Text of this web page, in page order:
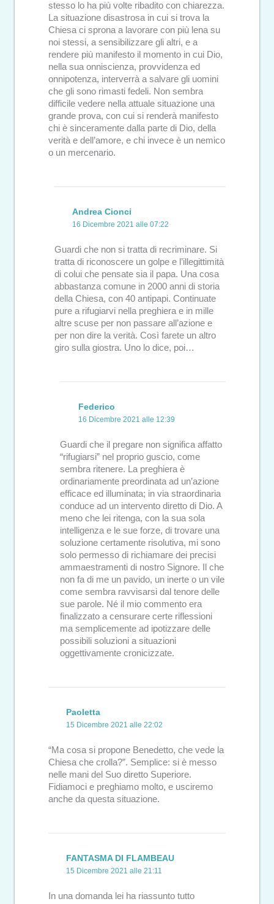
stesso lo ha più volte ribadito con chiarezza.
La situazione disastrosa in cui si trova la
Chiesa ci sprona a lavorare con più lena su
noi stessi, a sensibilizzare gli altri, e a
rendere più manifesto il momento in cui Dio,
nella sua onniscienza, provvidenza ed
onnipotenza, interverrà a salvare gli uomini
che gli sono rimasti fedeli. Non sembra
difficile vedere nella attuale situazione una
grande prova, con cui si renderà manifesto
chi è sinceramente dalla parte di Dio, della
verità e dell’amore, e chi invece è un nemico
o un mercenario.
Andrea Cionci
16 Dicembre 2021 alle 07:22
Guardi che non si tratta di recriminare. Si
tratta di riconoscere un golpe e l’illegittimità
di colui che pensate sia il papa. Una cosa
abbastanza comune in 2000 anni di storia
della Chiesa, con 40 antipapi. Continuate
pure a rifugiarvi nella preghiera e in mille
altre scuse per non passare all’azione e
per non dire la verità. Così farete un altro
giro sulla giostra. Uno lo dice, poi…
Federico
16 Dicembre 2021 alle 12:39
Guardi che il pregare non significa affatto
“rifugiarsi” nel proprio guscio, come
sembra ritenere. La preghiera è
ordinariamente preordinata ad un’azione
efficace ed illuminata; in via straordinaria
conduce ad un intervento diretto di Dio. A
meno che lei ritenga, con la sua sola
intelligenza e le sue forze, di trovare una
soluzione certamente risolutiva, mi sono
solo permesso di richiamare dei precisi
ammaestramenti di nostro Signore. Il che
non fa di me un pavido, un inerte o un vile
come sembra ravvisarsi dal tenore delle
sue parole. Né il mio commento era
finalizzato a censurare certe riflessioni
ma semplicemente ad ipotizzare delle
possibili soluzioni a situazioni
oggettivamente cronicizzate.
Paoletta
15 Dicembre 2021 alle 22:02
“Ma cosa si propone Benedetto, che vede la
Chiesa che crolla?”. Semplice: si è messo
nelle mani del Suo diretto Superiore.
Fidiamoci e preghiamo molto, e usciremo
anche da questa situazione.
FANTASMA DI FLAMBEAU
15 Dicembre 2021 alle 21:11
In una domanda lei ha riassunto tutto